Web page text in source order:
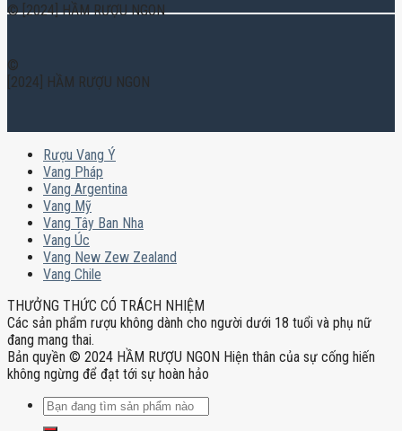
© [2024] HẦM RƯỢU NGON
©
[2024] HẦM RƯỢU NGON
Rượu Vang Ý
Vang Pháp
Vang Argentina
Vang Mỹ
Vang Tây Ban Nha
Vang Úc
Vang New Zew Zealand
Vang Chile
THƯỞNG THỨC CÓ TRÁCH NHIỆM
Các sản phẩm rượu không dành cho người dưới 18 tuổi và phụ nữ
đang mang thai.
Bản quyền © 2024 HẦM RƯỢU NGON Hiện thân của sự cống hiến
không ngừng để đạt tới sự hoàn hảo
Tìm
kiếm: